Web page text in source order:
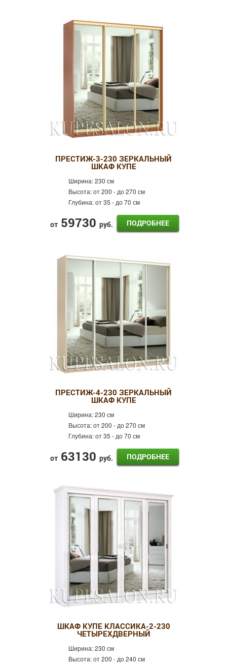
ПРЕСТИЖ-3-230 ЗЕРКАЛЬНЫЙ
ШКАФ КУПЕ
Ширина:230 см
Высота:от 200 - до 270 см
Глубина:от 35 - до 70 см
от 59730 руб. ПОДРОБНЕЕ
ПРЕСТИЖ-4-230 ЗЕРКАЛЬНЫЙ
ШКАФ КУПЕ
Ширина:230 см
Высота:от 200 - до 270 см
Глубина:от 35 - до 70 см
от 63130 руб. ПОДРОБНЕЕ
ШКАФ КУПЕ КЛАССИКА-2-230
ЧЕТЫРЕХДВЕРНЫЙ
Ширина:230 см
Высота:от 200 - до 240 см